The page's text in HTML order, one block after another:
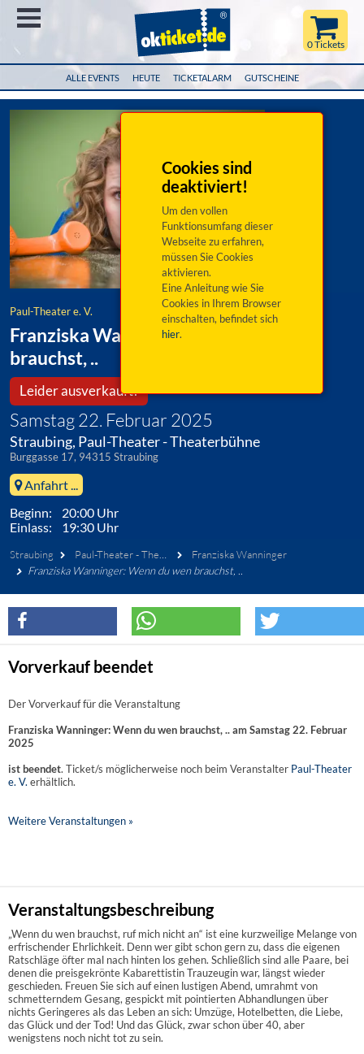
ALLE EVENTS HEUTE TICKETALARM GUTSCHEINE
0 Tickets
Cookies sind
deaktiviert!
Um den vollen
Funktionsumfang dieser
Webseite zu erfahren,
müssen Sie Cookies
aktivieren.
Eine Anleitung wie Sie
Cookies in Ihrem Browser
einschalten, befindet sich
hier.
Paul-Theater e. V.
Franziska Wanninger: Wenn du wen
brauchst, ..
Leider ausverkauft!
Samstag 22. Februar 2025
Straubing, Paul-Theater - Theaterbühne
Burggasse 17, 94315 Straubing
Anfahrt ...
Beginn: 20:00 Uhr
Einlass: 19:30 Uhr
Straubing Paul-Theater - Theaterbühne
Franziska Wanninger
Franziska Wanninger: Wenn du wen brauchst, ..
Vorverkauf beendet
Der Vorverkauf für die Veranstaltung
Franziska Wanninger: Wenn du wen brauchst, .. am Samstag 22. Februar
2025
ist beendet. Ticket/s möglicherweise noch beim Veranstalter Paul-Theater
e. V. erhältlich.
Weitere Veranstaltungen »
Veranstaltungsbeschreibung
„Wenn du wen brauchst, ruf mich nicht an“ ist eine kurzweilige Melange von
erfrischender Ehrlichkeit. Denn wer gibt schon gern zu, dass die eigenen
Ratschläge öfter mal nach hinten los gehen. Schließlich sind alle Paare, bei
denen die preisgekrönte Kabarettistin Trauzeugin war, längst wieder
geschieden. Freuen Sie sich auf einen lustigen Abend, umrahmt von
schmetterndem Gesang, gespickt mit pointierten Abhandlungen über
nichts Geringeres als das Leben an sich: Umzüge, Hotelbetten, die Liebe,
das Glück und der Tod! Und das Glück, zwar schon über 40, aber
wenigstens noch nicht tot zu sein.